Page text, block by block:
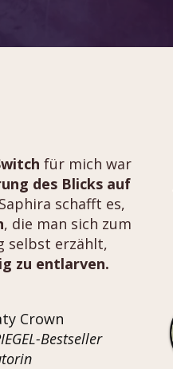
für mich war
des Blicks auf
schafft es,
, die man sich zum
selbst erzählt,
zu entlarven.
Crown
Bestseller